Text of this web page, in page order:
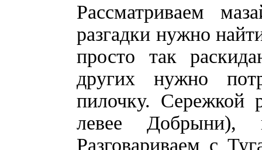
Рассматриваем
разгадки нужно
просто так
других нужно
пилочку. Сережкой
левее Добрыни),
Разговариваем с